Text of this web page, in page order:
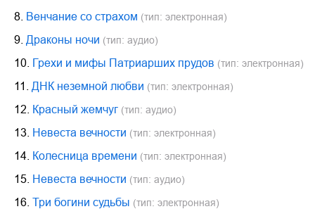
8. Венчание со страхом (тип: электронная)
9. Драконы ночи (тип: аудио)
10. Грехи и мифы Патриарших прудов (тип: электронная)
11. ДНК неземной любви (тип: электронная)
12. Красный жемчуг (тип: аудио)
13. Невеста вечности (тип: электронная)
14. Колесница времени (тип: электронная)
15. Невеста вечности (тип: аудио)
16. Три богини судьбы (тип: электронная)